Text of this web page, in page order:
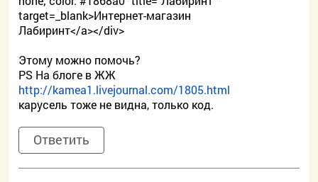
target=_blank>Интернет-магазин
Лабиринт</a></div>
Этому можно помочь?
PS На блоге в ЖЖ
http://kamea1.livejournal.com/1805.html
карусель тоже не видна, только код.
Ответить